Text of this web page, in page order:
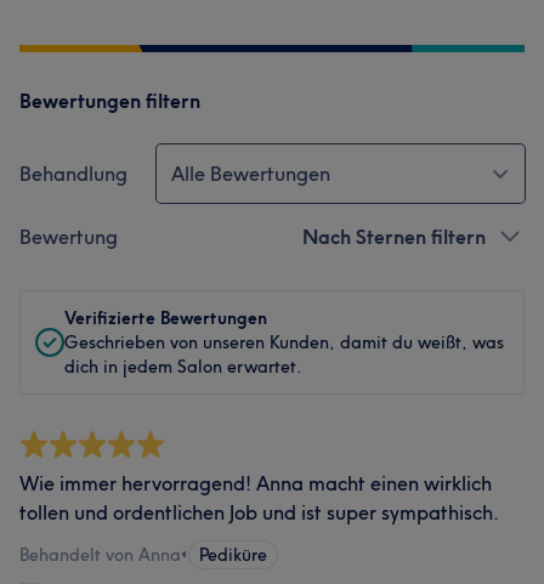
Bewertungen filtern
Behandlung Alle Bewertungen
Bewertung Nach Sternen filtern
Verifizierte Bewertungen
Geschrieben von unseren Kunden, damit du weißt, was
dich in jedem Salon erwartet.
Wie immer hervorragend! Anna macht einen wirklich
tollen und ordentlichen Job und ist super sympathisch.
Behandelt von Anna• Pediküre